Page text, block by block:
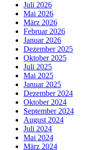
Juli 2026
Mai 2026
März 2026
Februar 2026
Januar 2026
Dezember 2025
Oktober 2025
Juli 2025
Mai 2025
Januar 2025
Dezember 2024
Oktober 2024
September 2024
August 2024
Juli 2024
Mai 2024
März 2024